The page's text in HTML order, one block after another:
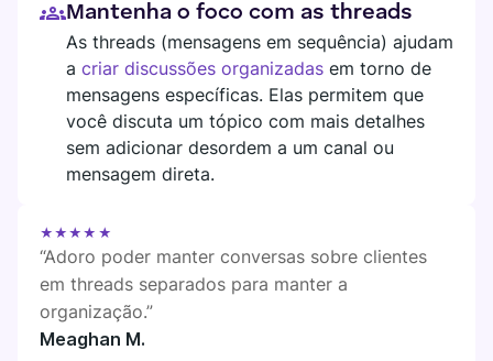
Mantenha o foco com as threads
As threads (mensagens em sequência) ajudam
a criar discussões organizadas em torno de
mensagens específicas. Elas permitem que
você discuta um tópico com mais detalhes
sem adicionar desordem a um canal ou
mensagem direta.
★★★★★
“Adoro poder manter conversas sobre clientes
em threads separados para manter a
organização.”
Meaghan M.